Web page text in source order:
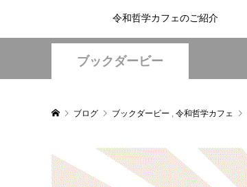
令和哲学カフェのご紹介
ブックダービー
ブログ ブックダービー , 令和哲学カフェ